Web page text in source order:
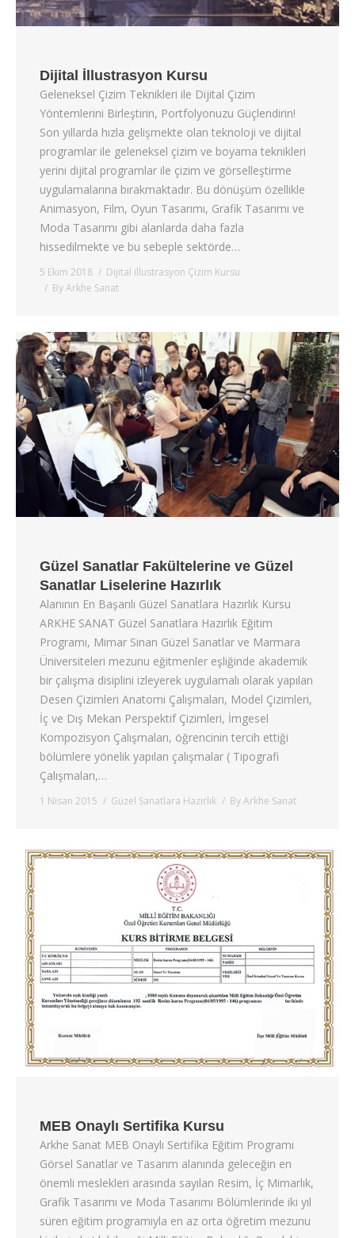
Dijital İllustrasyon Kursu
Geleneksel Çizim Teknikleri ile Dijital Çizim
Yöntemlerini Birleştirin, Portfolyonuzu Güçlendirin!
Son yıllarda hızla gelişmekte olan teknoloji ve dijital
programlar ile geleneksel çizim ve boyama teknikleri
yerini dijital programlar ile çizim ve görselleştirme
uygulamalarına bırakmaktadır. Bu dönüşüm özellikle
Animasyon, Film, Oyun Tasarımı, Grafik Tasarımı ve
Moda Tasarımı gibi alanlarda daha fazla
hissedilmekte ve bu sebeple sektörde…
5 Ekim 2018
Dijital illustrasyon Çizim Kursu
ByArkhe Sanat
Güzel Sanatlar Fakültelerine ve Güzel
Sanatlar Liselerine Hazırlık
Alanının En Başarılı Güzel Sanatlara Hazırlık Kursu
ARKHE SANAT Güzel Sanatlara Hazırlık Eğitim
Programı, Mimar Sinan Güzel Sanatlar ve Marmara
Üniversiteleri mezunu eğitmenler eşliğinde akademik
bir çalışma disiplini izleyerek uygulamalı olarak yapılan
Desen Çizimleri Anatomi Çalışmaları, Model Çizimleri,
İç ve Dış Mekan Perspektif Çizimleri, İmgesel
Kompozisyon Çalışmaları, öğrencinin tercih ettiği
bölümlere yönelik yapılan çalışmalar ( Tipografi
Çalışmaları,…
1 Nisan 2015 Güzel Sanatlara Hazırlık ByArkhe Sanat
MEB Onaylı Sertifika Kursu
Arkhe Sanat MEB Onaylı Sertifika Eğitim Programı
Görsel Sanatlar ve Tasarım alanında geleceğin en
önemli meslekleri arasında sayılan Resim, İç Mimarlık,
Grafik Tasarımı ve Moda Tasarımı Bölümlerinde iki yıl
süren eğitim programıyla en az orta öğretim mezunu